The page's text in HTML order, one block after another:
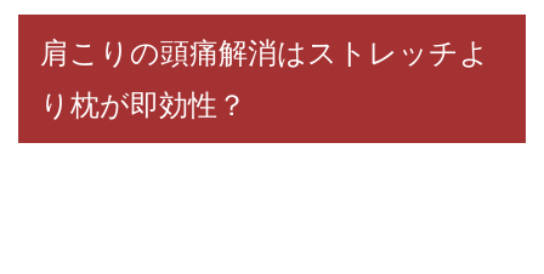
肩こりの頭痛解消はストレッチよ
り枕が即効性？